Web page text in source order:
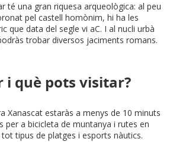
té una gran riquesa arqueològica: al peu
pel castell homònim, hi ha les
que data del segle vi aC. I al nucli urbà
trobar diversos jaciments romans.
i què pots visitar?
Xanascat estaràs a menys de 10 minuts
per a bicicleta de muntanya i rutes en
tipus de platges i esports nàutics.